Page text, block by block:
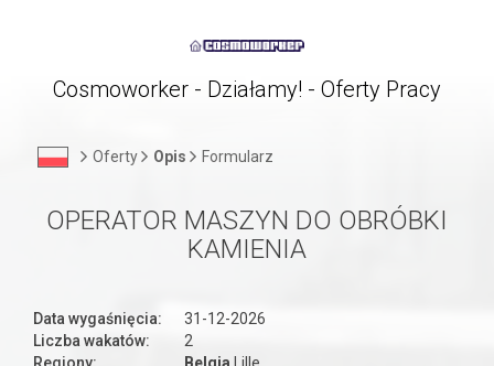
Cosmoworker - Działamy! - Oferty Pracy
Oferty Opis Formularz
OPERATOR MASZYN DO OBRÓBKI
KAMIENIA
Data wygaśnięcia:
31-12-2026
Liczba wakatów:
2